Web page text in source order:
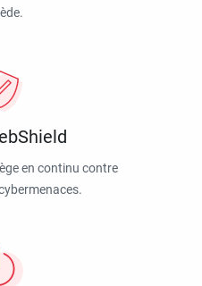
en continu contre